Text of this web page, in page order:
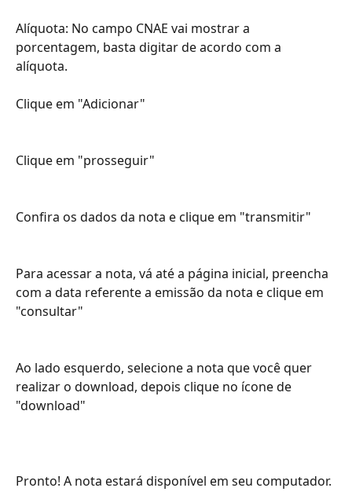
Alíquota: No campo CNAE vai mostrar a
porcentagem, basta digitar de acordo com a
alíquota.
Clique em "Adicionar"
Clique em "prosseguir"
Confira os dados da nota e clique em "transmitir"
Para acessar a nota, vá até a página inicial, preencha
com a data referente a emissão da nota e clique em
"consultar"
Ao lado esquerdo, selecione a nota que você quer
realizar o download, depois clique no ícone de
"download"
Pronto! A nota estará disponível em seu computador.